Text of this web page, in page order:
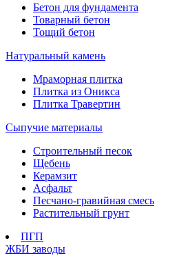
Бетон для фундамента
Товарный бетон
Тощий бетон
Натуральный камень
Мраморная плитка
Плитка из Оникса
Плитка Травертин
Сыпучие материалы
Строительный песок
Щебень
Керамзит
Асфальт
Песчано-гравийная смесь
Растительный грунт
ПГП
ЖБИ заводы